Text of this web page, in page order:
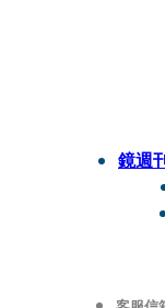
鏡週